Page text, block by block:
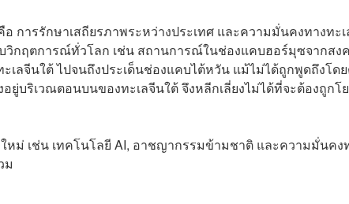
การรักษาเสถียรภาพระหว่างประเทศ และความมั่นคงทางทะเ
บวิกฤตการณ์ทั่วโลก เช่น สถานการณ์ในช่องแคบฮอร์มุซจากสง
ลจีนใต้ ไปจนถึงประเด็นช่องแคบไต้หวัน แม้ไม่ได้ถูกพูดถึงโดย
ยู่บริเวณตอนบนของทะเลจีนใต้ จึงหลีกเลี่ยงไม่ได้ที่จะต้องถูกโ
ม่ เช่น เทคโนโลยี AI, อาชญากรรมข้ามชาติ และความมั่นคง
ม